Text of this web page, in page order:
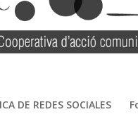
DE REDES SOCIALES